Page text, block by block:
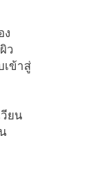
ง
ว
เข้าสู่
ยน